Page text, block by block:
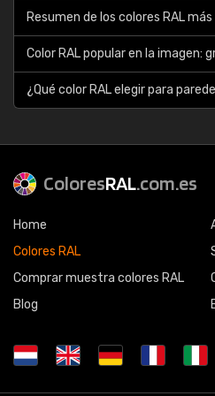
Resumen de los colores RAL
Color RAL popular en la imagen:
¿Qué color RAL elegir para
ColoresRAL.com.es
Home
Colores RAL
Comprar muestra colores RAL
Blog